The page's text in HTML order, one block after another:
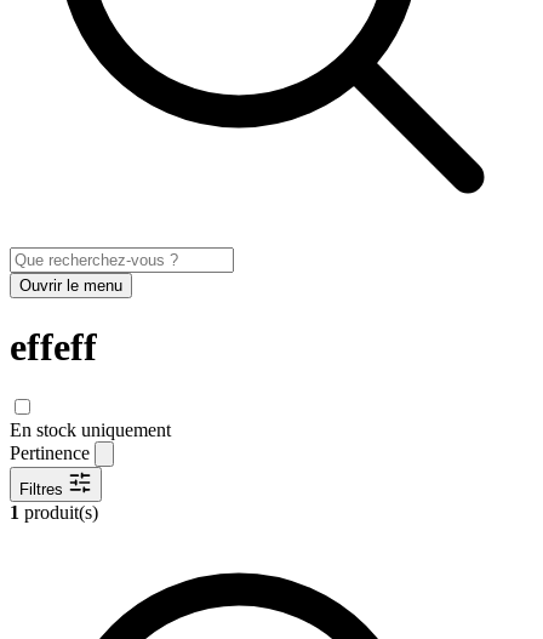
Ouvrir le menu
effeff
En stock uniquement
Pertinence
Filtres
1 produit(s)